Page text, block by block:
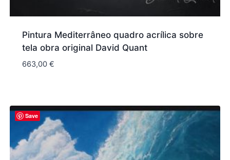
Pintura Mediterrâneo quadro acrílica sobre
tela obra original David Quant
663,00€
Save